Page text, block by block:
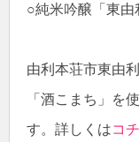
○純米吟醸「東由
由利本荘市東由
「酒こまち」を
す。詳しくはコ